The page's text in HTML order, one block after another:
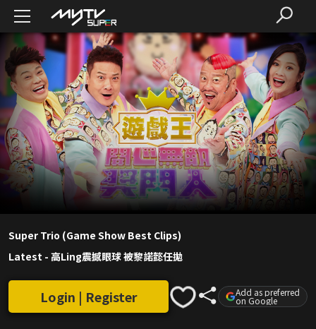
Super Trio (Game Show Best Clips)
Latest - 高Ling震撼眼球 被黎諾懿任拋
Login | Register Add as preferred
on Google